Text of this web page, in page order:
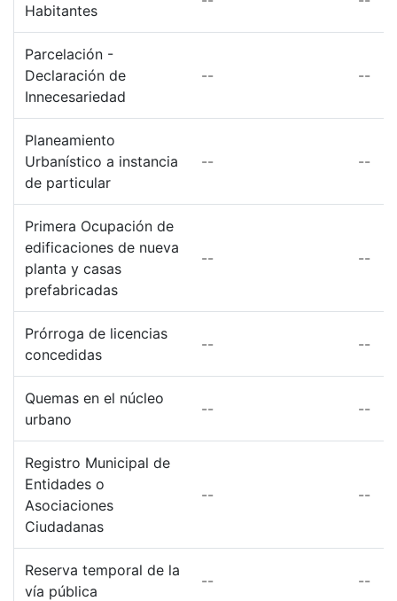
Habitantes
Parcelación -
Declaración de
Innecesariedad
-- --
Planeamiento
Urbanístico a instancia
de particular
-- --
Primera Ocupación de
edificaciones de nueva
planta y casas
prefabricadas
-- --
Prórroga de licencias
concedidas
-- --
Quemas en el núcleo
urbano
-- --
Registro Municipal de
Entidades o
Asociaciones
Ciudadanas
-- --
Reserva temporal de la
vía pública
-- --